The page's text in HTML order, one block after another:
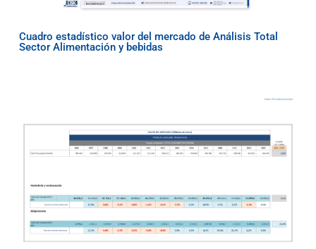
Cuadro estadístico valor del mercado de Análisis Total
Sector Alimentación y bebidas